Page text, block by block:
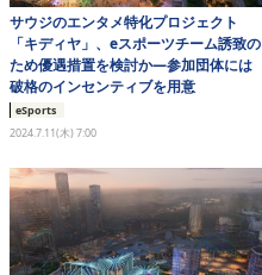
産業政策
連載
イベント/セミナー
eスポーツ
サウジのエンタメ特化プロジェクト
「キディヤ」、eスポーツチーム誘致の
ため優遇措置を検討か―参加団体には
破格のインセンティブを用意
eSports
2024.7.11(木) 7:00